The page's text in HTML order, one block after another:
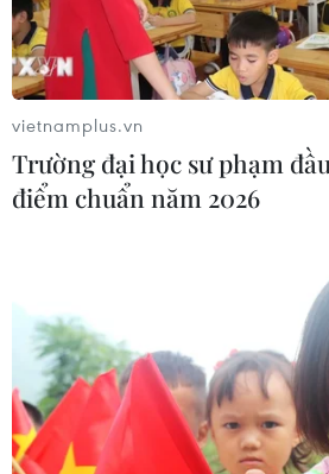
#Đội tuyển Việt Nam #Tuyển UAE
Theo dõi VietnamPlus
vietnamplus.vn
Trường đại học sư phạm
điểm chuẩn năm 2026